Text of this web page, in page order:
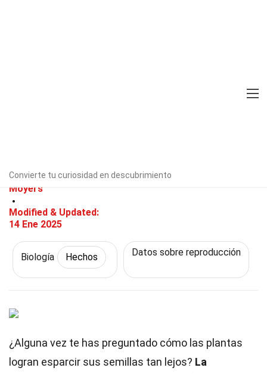
Convierte tu curiosidad en descubrimiento
39 Hechos Sobre Dispersión De
Escrito Por:Uta
Moyers
Modified & Updated:
14 Ene 2025
editoriales
Biología Hechos Datos sobre reproducción
¿Alguna vez te has preguntado cómo las plantas
logran esparcir sus semillas tan lejos? La